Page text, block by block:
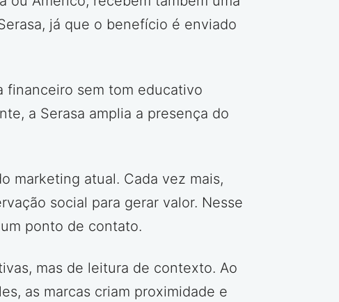
já que o benefício é enviado
financeiro sem tom educativo
a Serasa amplia a presença do
marketing atual. Cada vez mais,
social para gerar valor. Nesse
ponto de contato.
mas de leitura de contexto. Ao
as marcas criam proximidade e